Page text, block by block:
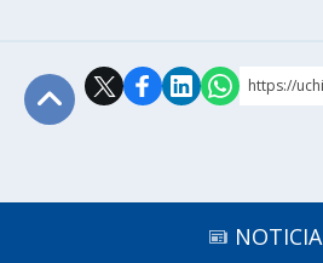
https://